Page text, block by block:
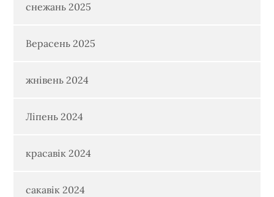
снежань 2025
Верасень 2025
жнівень 2024
Ліпень 2024
красавік 2024
сакавік 2024